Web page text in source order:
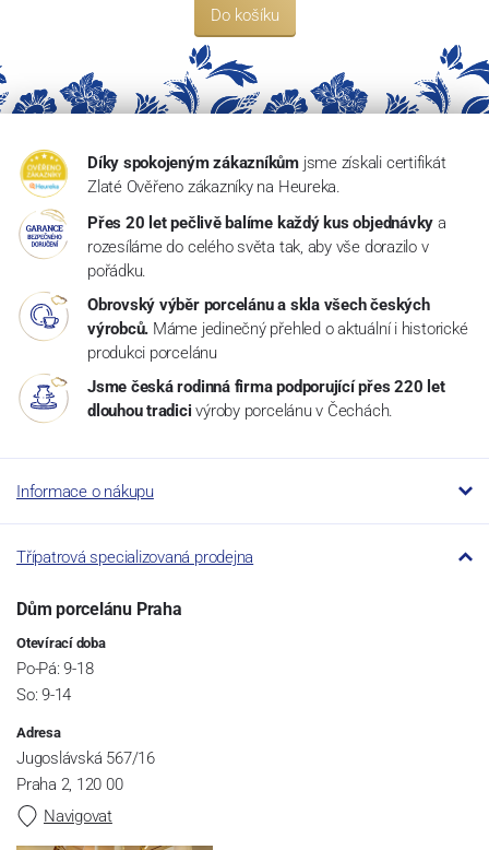
Do košíku
Díky spokojeným zákazníkům jsme získali certifikát
Zlaté Ověřeno zákazníky na Heureka.
Přes 20 let pečlivě balíme každý kus objednávky a
rozesíláme do celého světa tak, aby vše dorazilo v
pořádku.
Obrovský výběr porcelánu a skla všech českých
výrobců. Máme jedinečný přehled o aktuální i historické
produkci porcelánu
Jsme česká rodinná firma podporující přes 220 let
dlouhou tradici výroby porcelánu v Čechách.
Informace o nákupu
Třípatrová specializovaná prodejna
Dům porcelánu Praha
Otevírací doba
Po-Pá: 9-18
So: 9-14
Adresa
Jugoslávská 567/16
Praha 2, 120 00
Navigovat